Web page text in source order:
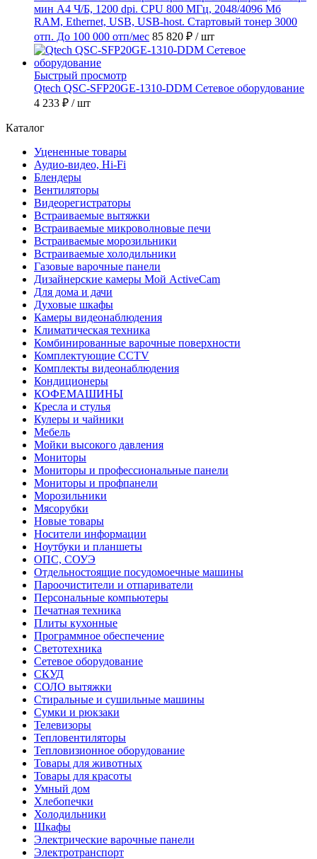
мин А4 Ч/Б, 1200 dpi. CPU 800 МГц, 2048/4096 Мб
RAM, Ethernet, USB, USB-host. Стартовый тонер 3000
отп. До 100 000 отп/мес 85 820 ₽ / шт
Быстрый просмотр
Qtech QSC-SFP20GE-1310-DDM Сетевое оборудование
4 233 ₽ / шт
Каталог
Уцененные товары
Аудио-видео, Hi-Fi
Блендеры
Вентиляторы
Видеорегистраторы
Встраиваемые вытяжки
Встраиваемые микроволновые печи
Встраиваемые морозильники
Встраиваемые холодильники
Газовые варочные панели
Дизайнерские камеры Мой ActiveCam
Для дома и дачи
Духовые шкафы
Камеры видеонаблюдения
Климатическая техника
Комбинированные варочные поверхности
Комплектующие CCTV
Комплекты видеонаблюдения
Кондиционеры
КОФЕМАШИНЫ
Кресла и стулья
Кулеры и чайники
Мебель
Мойки высокого давления
Мониторы
Мониторы и профессиональные панели
Мониторы и профпанели
Морозильники
Мясорубки
Новые товары
Носители информации
Ноутбуки и планшеты
ОПС, СОУЭ
Отдельностоящие посудомоечные машины
Пароочистители и отпариватели
Персональные компьютеры
Печатная техника
Плиты кухонные
Программное обеспечение
Светотехника
Сетевое оборудование
СКУД
СОЛО вытяжки
Стиральные и сушильные машины
Сумки и рюкзаки
Телевизоры
Тепловентиляторы
Тепловизионное оборудование
Товары для животных
Товары для красоты
Умный дом
Хлебопечки
Холодильники
Шкафы
Электрические варочные панели
Электротранспорт